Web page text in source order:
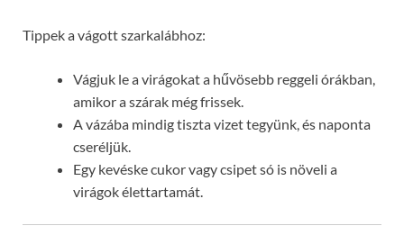
Tippek a vágott szarkalábhoz:
Vágjuk le a virágokat a hűvösebb reggeli órákban,
amikor a szárak még frissek.
A vázába mindig tiszta vizet tegyünk, és naponta
cseréljük.
Egy kevéske cukor vagy csipet só is növeli a
virágok élettartamát.